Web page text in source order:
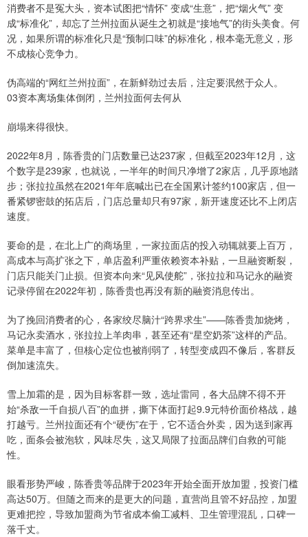
消费者不是冤大头，资本试图把“情怀” 变成“生意”，把“烟火气” 变
成“标准化”，却忘了兰州拉面从诞生之初就是“接地气”的街头美食。何
况，如果所谓的标准化只是“预制口味”的标准化，根本毫无意义，形
不成核心竞争力。
伪高端的“网红兰州拉面”，在新鲜劲过去后，注定要泯然于众人。
03资本离场集体倒闭，兰州拉面何去何从
崩塌来得很快。
2022年8月，陈香贵的门店数量已达237家，但截至2023年12月，这
个数字是239家，也就说，一半年的时间只净增了2家店，几乎原地踏
步；张拉拉虽然在2021年年底喊出已在全国累计签约100家店，但一
番紧锣密鼓的拓店后，门店总量却只有97家，新开速度还比不上闭店
速度。
要命的是，在北上广的商场里，一家拉面店的投入动辄就要上百万，
高成本与高扩张之下，单店盈利严重依赖资本补贴，一旦融资断裂，
门店只能关门止损。但资本向来“见风使舵”，张拉拉和马记永的融资
记录停留在2022年初，陈香贵也再没有新的融资消息传出。
为了挽回消费者的心，各家绞尽脑汁“跨界求生”——陈香贵加烧烤，
马记永卖酒水，张拉拉上羊肉串，甚至还有“星空奶茶”这样的产品。
菜单是丰富了，但核心定位也被削弱了，转型变成四不像后，客群反
倒加速流失。
雪上加霜的是，因为目标客群一致，选址雷同，各大品牌不得不开
始“杀敌一千自损八百”的血拼，撕下体面打起9.9元特价面价格战，越
打越亏。兰州拉面还有个“硬伤”在于，它不适合外卖，因为送到家再
吃，面条会被泡软，风味尽失，这又局限了拉面品牌们自救的可能
性。
眼看形势严峻，陈香贵等品牌于2023年开始全面开放加盟，投资门槛
高达50万。但随之而来的是更大的问题，直营尚且管不好品控，加盟
更难把控，导致加盟商为节省成本偷工减料、卫生管理混乱，口碑一
落千丈。